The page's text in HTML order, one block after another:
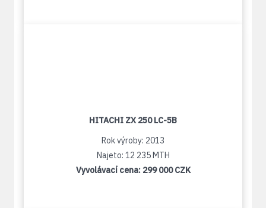
HITACHI ZX 250 LC-5B
Rok výroby: 2013
Najeto: 12 235 MTH
Vyvolávací cena: 299 000 CZK